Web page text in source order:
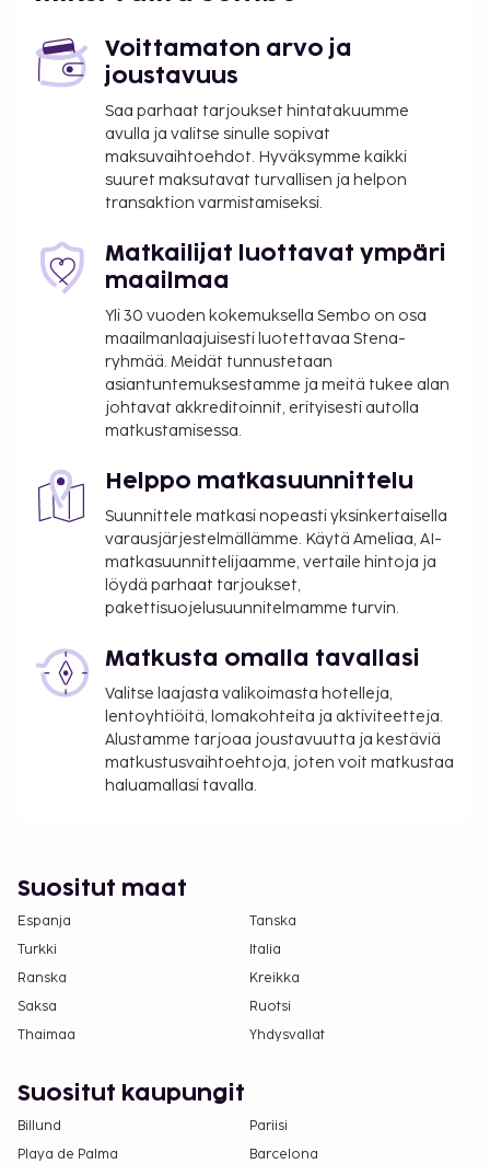
tarjoillaan päivittäin klo 7.30–9.30.
Kaikkien asiakkaiden, myös lasten, tulee olla
läsnä sisäänkirjautumisen yhteydessä, ja heidän
tulee näyttää virallinen kuvallinen
henkilöllisyystodistus tai passi.
Kansallisten määräysten vuoksi käteismaksut
eivät voi ylittää 5000 EUR:n suuruista summaa
ottamalla yhteyttä majoituspaikkaan
varausvahvistuksessa olevien tietojen avulla.
Voittamaton arvo ja
joustavuus
Saa parhaat tarjoukset hintatakuumme
avulla ja valitse sinulle sopivat
maksuvaihtoehdot. Hyväksymme kaikki
suuret maksutavat turvallisen ja helpon
transaktion varmistamiseksi.
Matkailijat luottavat ympäri
maailmaa
Yli 30 vuoden kokemuksella Sembo on osa
maailmanlaajuisesti luotettavaa Stena-
ryhmää. Meidät tunnustetaan
asiantuntemuksestamme ja meitä tukee alan
johtavat akkreditoinnit, erityisesti autolla
matkustamisessa.
Helppo matkasuunnittelu
Suunnittele matkasi nopeasti yksinkertaisella
varausjärjestelmällämme. Käytä Ameliaa, AI-
matkasuunnittelijaamme, vertaile hintoja ja
löydä parhaat tarjoukset,
pakettisuojelusuunnitelmamme turvin.
Matkusta omalla tavallasi
Valitse laajasta valikoimasta hotelleja,
lentoyhtiöitä, lomakohteita ja aktiviteetteja.
Alustamme tarjoaa joustavuutta ja kestäviä
matkustusvaihtoehtoja, joten voit matkustaa
haluamallasi tavalla.
Suositut maat
Espanja
Tanska
Turkki
Italia
Ranska
Kreikka
Saksa
Ruotsi
Thaimaa
Yhdysvallat
Suositut kaupungit
Billund
Pariisi
Playa de Palma
Barcelona